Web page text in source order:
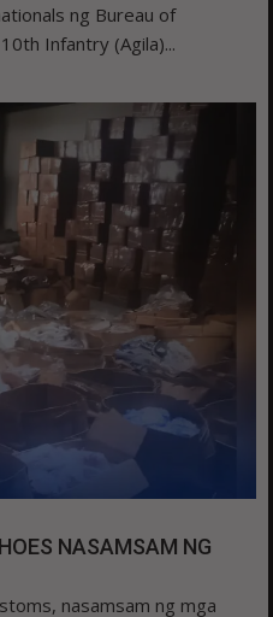
ng Bureau of
Infantry (Agila)...
NASAMSAM NG
nasamsam ng mga